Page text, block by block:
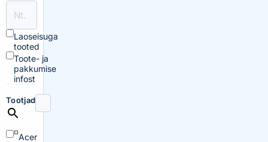
Laoseisuga
tooted
Toote- ja
pakkumise
infost
Tootjad
Acer